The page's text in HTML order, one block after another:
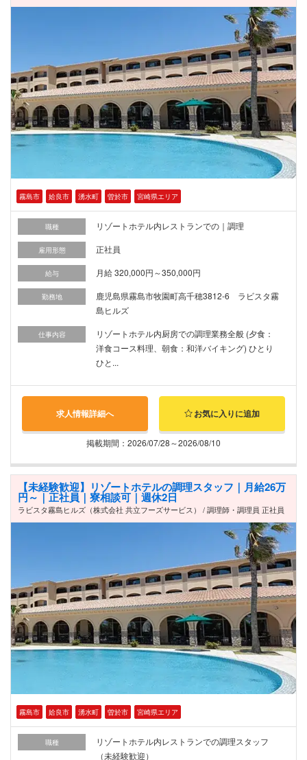
霧島市 姶良市 湧水町 曽於市 宮崎県エリア
職種 リゾートホテル内レストランでの｜調理
雇用形態 正社員
給与 月給 320,000円～350,000円
勤務地
鹿児島県霧島市牧園町高千穂3812-6 ラビスタ霧
島ヒルズ
仕事内容
リゾートホテル内厨房での調理業務全般 (夕食：
洋食コース料理、朝食：和洋バイキング) ひとり
ひと...
求人情報詳細へ お気に入りに追加
掲載期間：2026/07/28～2026/08/10
【未経験歓迎】リゾートホテルの調理スタッフ｜月給26万
円～｜正社員｜寮相談可｜週休2日
ラビスタ霧島ヒルズ（株式会社 共立フーズサービス） / 調理師・調理員 正社員
霧島市 姶良市 湧水町 曽於市 宮崎県エリア
職種
リゾートホテル内レストランでの調理スタッフ
（未経験歓迎）